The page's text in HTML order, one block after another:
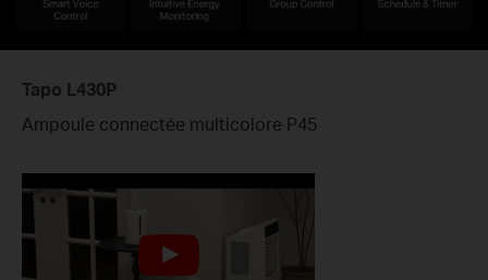
Tapo L430P
Ampoule connectée multicolore P45